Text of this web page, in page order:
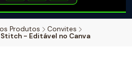
Produtos
Convites
- Editável no Canva